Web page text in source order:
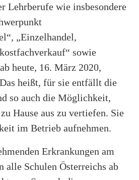
Lehrberufe wie insbesondere
„Einzelhandel,
sowie
heute, 16. März 2020,
heißt, für sie entfällt die
so auch die Möglichkeit,
Hause aus zu vertiefen. Sie
im Betrieb aufnehmen.
Erkrankungen am
alle Schulen Österreichs ab